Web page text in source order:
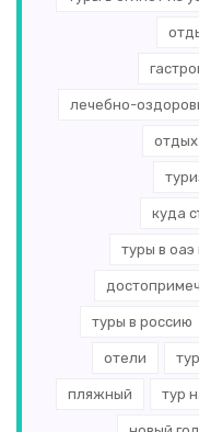
лечебно-
куда
туры в оаэ
туры в россию
отели
пляжный тур